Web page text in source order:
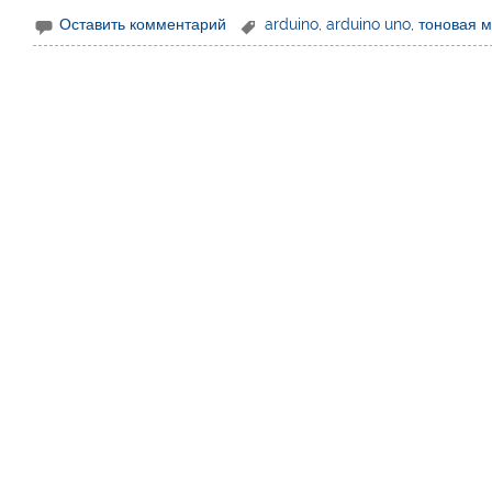
Оставить комментарий arduino,arduino uno,тоновая